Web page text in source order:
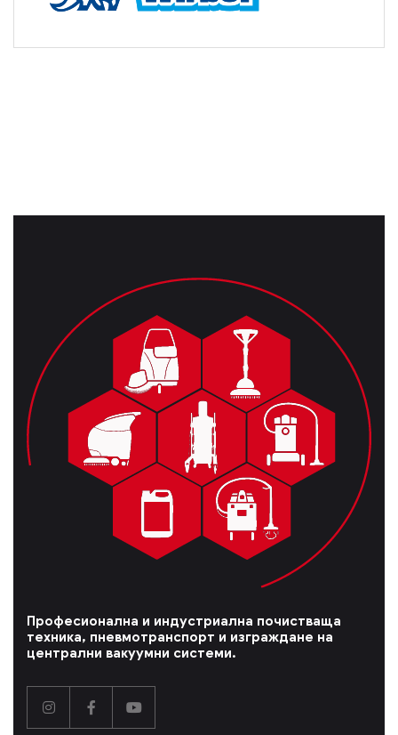
Професионална и индустриална почистваща
техника, пневмотранспорт и изграждане на
централни вакуумни системи.